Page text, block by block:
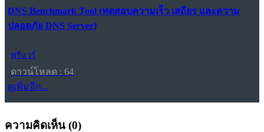
DNS Benchmark Tool (ทดสอบความเร็ว เสถียร และความ
ปลอดภัย DNS Server)
ฟรีแวร์
ดาวน์โหลด : 64
ดูเพิ่มอีก...
ความคิดเห็น (0)